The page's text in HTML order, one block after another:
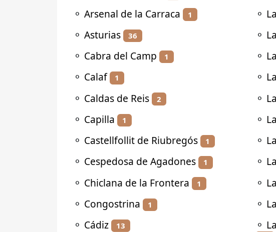
⚬ Arsenal de la Carraca 1
⚬ Asturias 36
⚬ Cabra del Camp 1
⚬ Calaf 1
⚬ Caldas de Reis 2
⚬ Capilla 1
⚬ Castellfollit de Riubregós 1
⚬ Cespedosa de Agadones 1
⚬ Chiclana de la Frontera 1
⚬ Congostrina 1
⚬ Cádiz 13
⚬
⚬
⚬
⚬
⚬
⚬
⚬
⚬
⚬
⚬
⚬